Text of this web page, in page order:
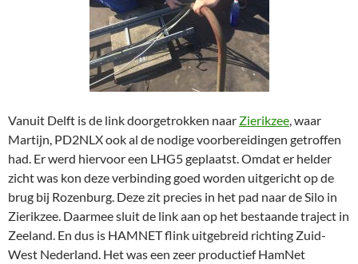
Vanuit Delft is de link doorgetrokken naar Zierikzee , waar
Martijn, PD2NLX ook al de nodige voorbereidingen getroffen
had. Er werd hiervoor een LHG5 geplaatst. Omdat er helder
zicht was kon deze verbinding goed worden uitgericht op de
brug bij Rozenburg. Deze zit precies in het pad naar de Silo in
Zierikzee. Daarmee sluit de link aan op het bestaande traject in
Zeeland. En dus is HAMNET flink uitgebreid richting Zuid-
West Nederland. Het was een zeer productief HamNet